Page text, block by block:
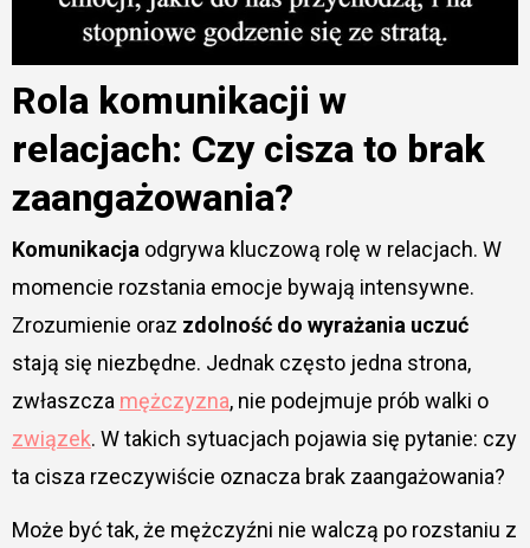
Rola komunikacji w
relacjach: Czy cisza to brak
zaangażowania?
Komunikacja odgrywa kluczową rolę w relacjach. W
momencie rozstania emocje bywają intensywne.
Zrozumienie oraz zdolność do wyrażania uczuć
stają się niezbędne. Jednak często jedna strona,
zwłaszcza mężczyzna, nie podejmuje prób walki o
związek. W takich sytuacjach pojawia się pytanie: czy
ta cisza rzeczywiście oznacza brak zaangażowania?
Może być tak, że mężczyźni nie walczą po rozstaniu z